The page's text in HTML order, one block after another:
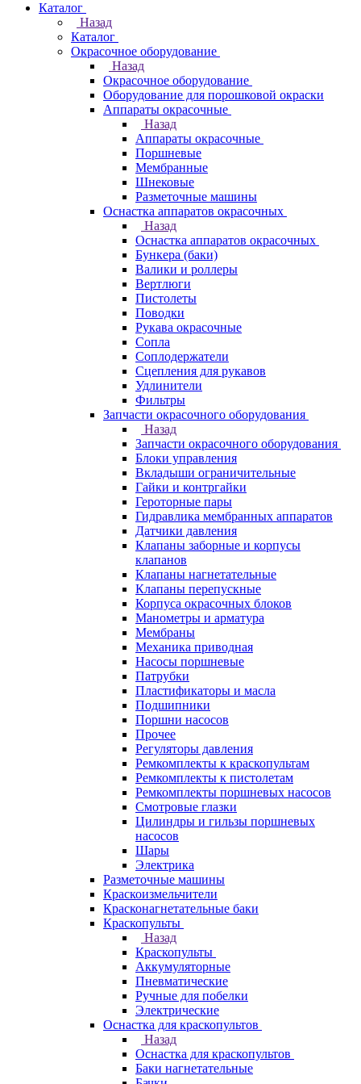
Каталог
Назад
Каталог
Окрасочное оборудование
Назад
Окрасочное оборудование
Оборудование для порошковой окраски
Аппараты окрасочные
Назад
Аппараты окрасочные
Поршневые
Мембранные
Шнековые
Разметочные машины
Оснастка аппаратов окрасочных
Назад
Оснастка аппаратов окрасочных
Бункера (баки)
Валики и роллеры
Вертлюги
Пистолеты
Поводки
Рукава окрасочные
Сопла
Соплодержатели
Сцепления для рукавов
Удлинители
Фильтры
Запчасти окрасочного оборудования
Назад
Запчасти окрасочного оборудования
Блоки управления
Вкладыши ограничительные
Гайки и контргайки
Героторные пары
Гидравлика мембранных аппаратов
Датчики давления
Клапаны заборные и корпусы
клапанов
Клапаны нагнетательные
Клапаны перепускные
Корпуса окрасочных блоков
Манометры и арматура
Мембраны
Механика приводная
Насосы поршневые
Патрубки
Пластификаторы и масла
Подшипники
Поршни насосов
Прочее
Регуляторы давления
Ремкомплекты к краскопультам
Ремкомплекты к пистолетам
Ремкомплекты поршневых насосов
Смотровые глазки
Цилиндры и гильзы поршневых
насосов
Шары
Электрика
Разметочные машины
Краскоизмельчители
Красконагнетательные баки
Краскопульты
Назад
Краскопульты
Аккумуляторные
Пневматические
Ручные для побелки
Электрические
Оснастка для краскопультов
Назад
Оснастка для краскопультов
Баки нагнетательные